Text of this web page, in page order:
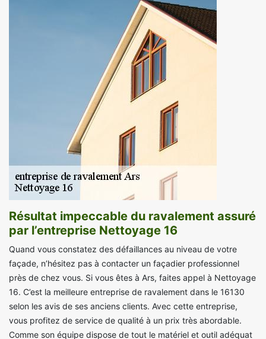
Résultat impeccable du ravalement assuré
par l’entreprise Nettoyage 16
Quand vous constatez des défaillances au niveau de votre
façade, n’hésitez pas à contacter un façadier professionnel
près de chez vous. Si vous êtes à Ars, faites appel à Nettoyage
16. C’est la meilleure entreprise de ravalement dans le 16130
selon les avis de ses anciens clients. Avec cette entreprise,
vous profitez de service de qualité à un prix très abordable.
Comme son équipe dispose de tout le matériel et outil adéquat